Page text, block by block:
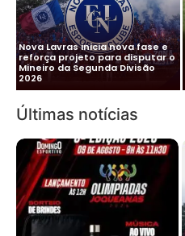
Nova Lavras inicia nova fase e
reforça projeto para disputar o
Mineiro da Segunda Divisão
2026
Últimas notícias